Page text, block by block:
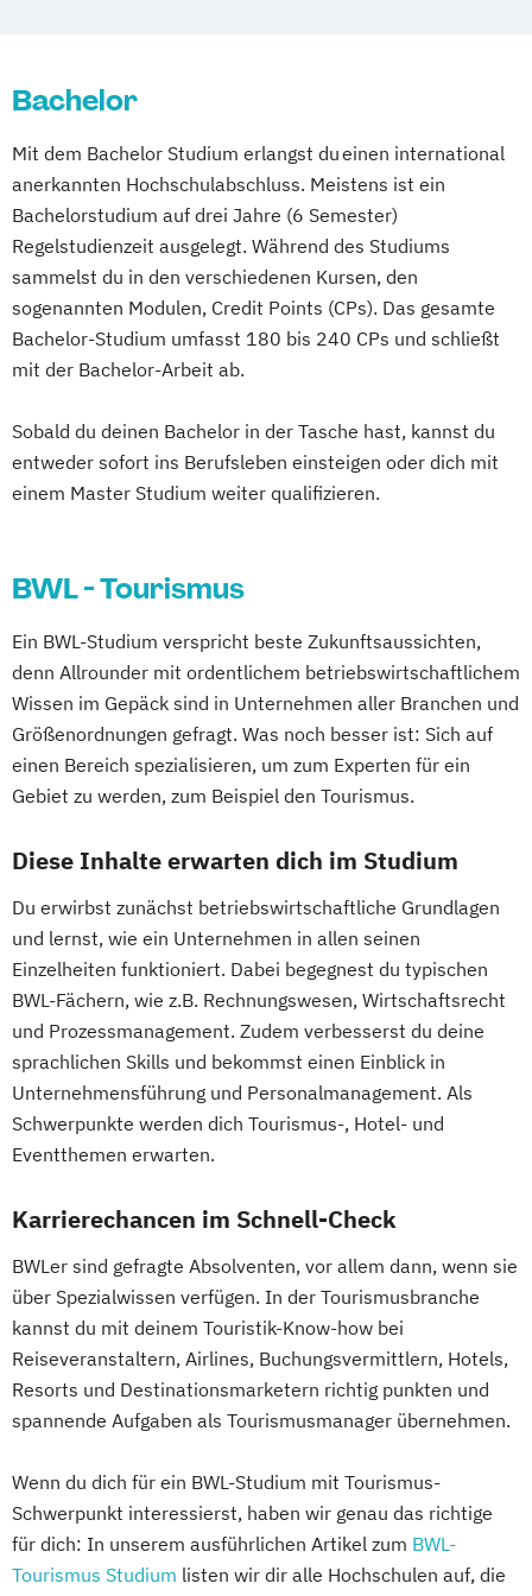
Gastronomiemanagement
Hotellerie und Gastronomie / Reiseverkehr
und Reisevertrieb
Bachelor
Mit dem Bachelor Studium erlangst du einen international
anerkannten Hochschulabschluss. Meistens ist ein
Bachelorstudium auf drei Jahre (6 Semester)
Regelstudienzeit ausgelegt. Während des Studiums
sammelst du in den verschiedenen Kursen, den
sogenannten Modulen, Credit Points (CPs). Das gesamte
Bachelor-Studium umfasst 180 bis 240 CPs und schließt
mit der Bachelor-Arbeit ab.
Sobald du deinen Bachelor in der Tasche hast, kannst du
entweder sofort ins Berufsleben einsteigen oder dich mit
einem Master Studium weiter qualifizieren.
BWL - Tourismus
Ein BWL-Studium verspricht beste Zukunftsaussichten,
denn Allrounder mit ordentlichem betriebswirtschaftlichem
Wissen im Gepäck sind in Unternehmen aller Branchen und
Größenordnungen gefragt. Was noch besser ist: Sich auf
einen Bereich spezialisieren, um zum Experten für ein
Gebiet zu werden, zum Beispiel den Tourismus.
Diese Inhalte erwarten dich im Studium
Du erwirbst zunächst betriebswirtschaftliche Grundlagen
und lernst, wie ein Unternehmen in allen seinen
Einzelheiten funktioniert. Dabei begegnest du typischen
BWL-Fächern, wie z.B. Rechnungswesen, Wirtschaftsrecht
und Prozessmanagement. Zudem verbesserst du deine
sprachlichen Skills und bekommst einen Einblick in
Unternehmensführung und Personalmanagement. Als
Schwerpunkte werden dich Tourismus-, Hotel- und
Eventthemen erwarten.
Karrierechancen im Schnell-Check
BWLer sind gefragte Absolventen, vor allem dann, wenn sie
über Spezialwissen verfügen. In der Tourismusbranche
kannst du mit deinem Touristik-Know-how bei
Reiseveranstaltern, Airlines, Buchungsvermittlern, Hotels,
Resorts und Destinationsmarketern richtig punkten und
spannende Aufgaben als Tourismusmanager übernehmen.
Wenn du dich für ein BWL-Studium mit Tourismus-
Schwerpunkt interessierst, haben wir genau das richtige
für dich: In unserem ausführlichen Artikel zum BWL-
Tourismus Studium listen wir dir alle Hochschulen auf, die